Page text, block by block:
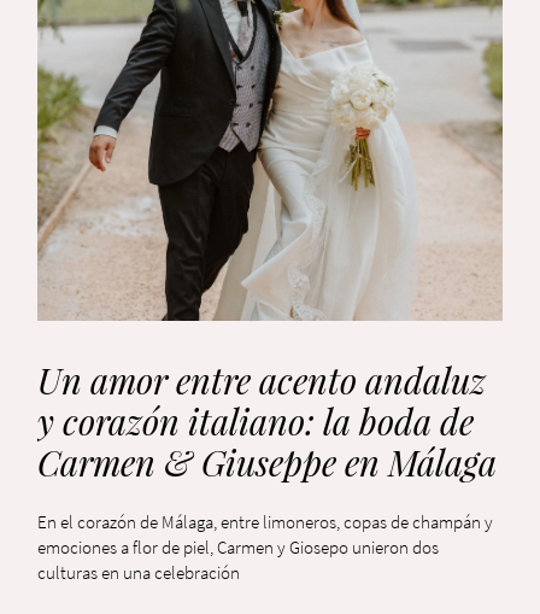
Un amor entre acento andaluz
y corazón italiano: la boda de
Carmen & Giuseppe en Málaga
En el corazón de Málaga, entre limoneros, copas de champán y
emociones a flor de piel, Carmen y Giosepo unieron dos
culturas en una celebración